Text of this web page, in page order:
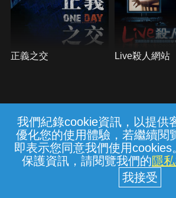
我們紀錄cookie資訊，以提供
優化您的使用體驗，若繼續閱
即表示您同意我們使用cookies
保護資訊，請閱覽我們的隱
正義之交 Live殺人網站
常見問題 線上客服 服務條
中華電信股份有限公司個人
(統一編號：96979949) ©